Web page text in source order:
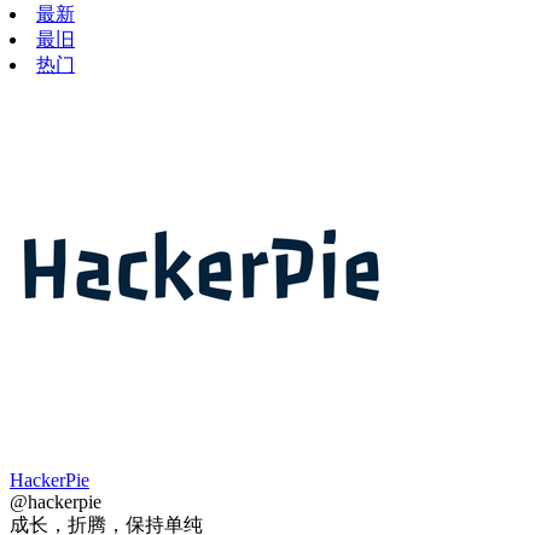
最新
最旧
热门
HackerPie
@hackerpie
成长，折腾，保持单纯